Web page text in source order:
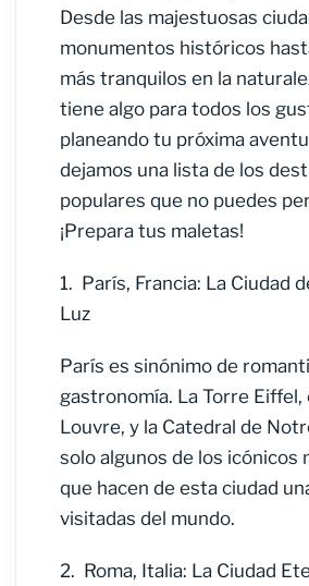
Desde las majestuosas
monumentos históricos
más tranquilos en la
tiene algo para todos los
planeando tu próxima
dejamos una lista de los
populares que no puedes
¡Prepara tus maletas!
1. París, Francia: La Ciudad
Luz
París es sinónimo de
gastronomía. La Torre Eiffel,
Louvre, y la Catedral de
solo algunos de los icónicos
que hacen de esta ciudad
visitadas del mundo.
2. Roma, Italia: La Ciudad